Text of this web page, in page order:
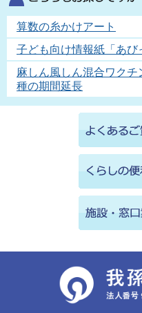
算数の糸かけアート
子ども向け情報紙「あび
麻しん風しん混合ワク
種の期間延長